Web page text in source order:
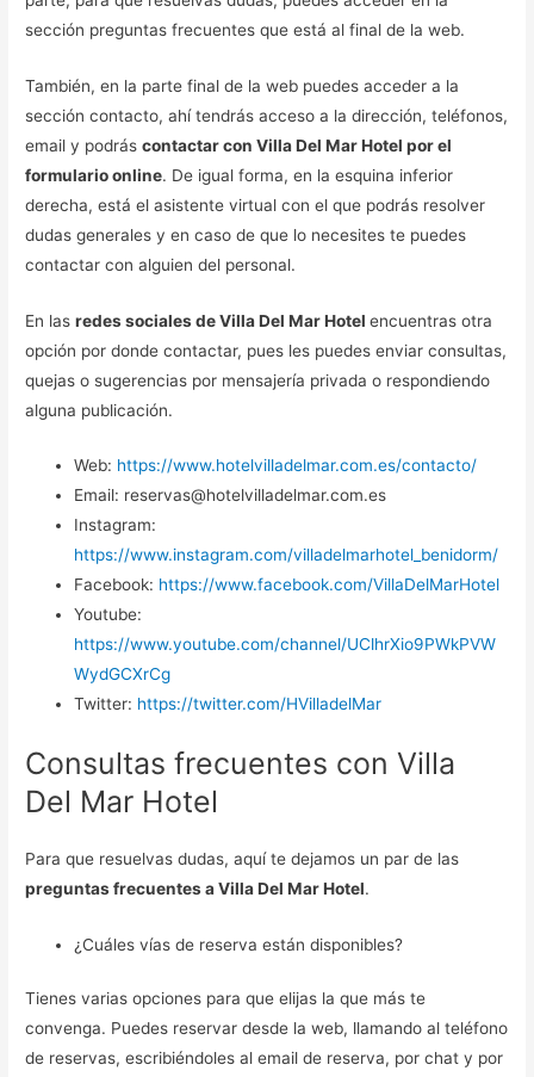
sección preguntas frecuentes que está al final de la web.
También, en la parte final de la web puedes acceder a la
sección contacto, ahí tendrás acceso a la dirección, teléfonos,
email y podráscontactar con Villa Del Mar Hotel por el
formulario online. De igual forma, en la esquina inferior
derecha, está el asistente virtual con el que podrás resolver
dudas generales y en caso de que lo necesites te puedes
contactar con alguien del personal.
En lasredes sociales de Villa Del Mar Hotelencuentras otra
opción por donde contactar, pues les puedes enviar consultas,
quejas o sugerencias por mensajería privada o respondiendo
alguna publicación.
Web: https://www.hotelvilladelmar.com.es/contacto/
Email: reservas@hotelvilladelmar.com.es
Instagram:
https://www.instagram.com/villadelmarhotel_benidorm/
Facebook: https://www.facebook.com/VillaDelMarHotel
Youtube:
https://www.youtube.com/channel/UClhrXio9PWkPVW
WydGCXrCg
Twitter: https://twitter.com/HVilladelMar
Consultas frecuentes con Villa
Del Mar Hotel
Para que resuelvas dudas, aquí te dejamos un par de las
preguntas frecuentes a Villa Del Mar Hotel.
¿Cuáles vías de reserva están disponibles?
Tienes varias opciones para que elijas la que más te
convenga. Puedes reservar desde la web, llamando al teléfono
de reservas, escribiéndoles al email de reserva, por chat y por